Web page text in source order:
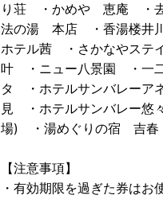
り荘 ・かめや 恵庵 ・
法の湯 本店 ・香湯楼井
ホテル茜 ・さかなやス
叶 ・ニュー八景園 ・一
タ ・ホテルサンバレーア
見 ・ホテルサンバレー悠
場) ・湯めぐりの宿 吉春
【注意事項】
・有効期限を過ぎた券はお